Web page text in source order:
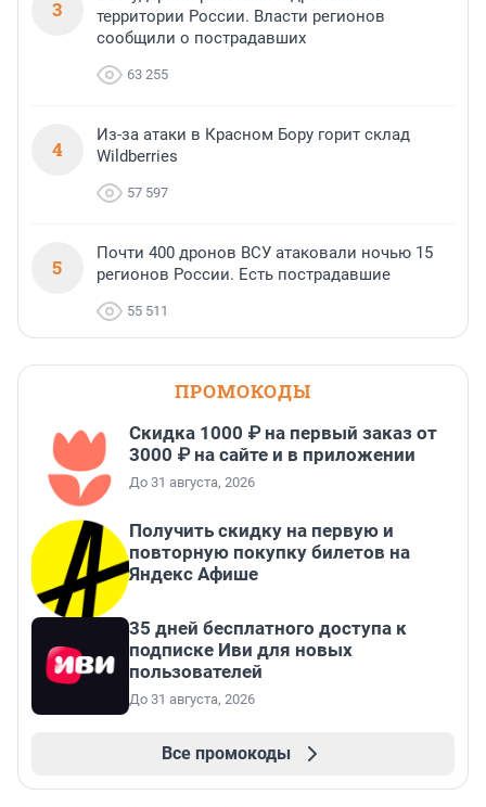
3
территории России. Власти регионов
сообщили о пострадавших
63 255
4
Из-за атаки в Красном Бору горит склад
Wildberries
57 597
5
Почти 400 дронов ВСУ атаковали ночью 15
регионов России. Есть пострадавшие
55 511
ПРОМОКОДЫ
Скидка 1000 ₽ на первый заказ от
3000 ₽ на сайте и в приложении
До 31 августа, 2026
Получить скидку на первую и
повторную покупку билетов на
Яндекс Афише
35 дней бесплатного доступа к
подписке Иви для новых
пользователей
До 31 августа, 2026
Все промокоды